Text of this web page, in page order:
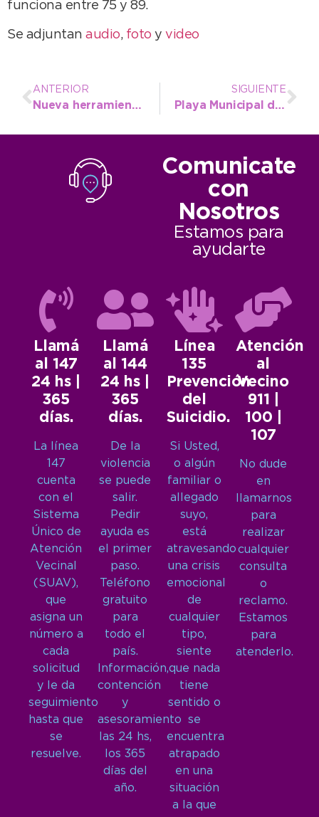
funciona entre 75 y 89.
Se adjuntan audio, foto y video
ANTERIOR
Nueva herramienta de financiación para PyMEs locales
SIGUIENTE
Playa Municipal de Camiones: se modificó el valor por Derecho de Ingreso
Comunicate
con
Nosotros
Estamos para
ayudarte
Llamá
al 147
24 hs |
365
días.
La línea
147
cuenta
con el
Sistema
Único de
Atención
Vecinal
(SUAV),
que
asigna un
número a
cada
solicitud
y le da
seguimiento
hasta que
se
resuelve.
Llamá
al 144
24 hs |
365
días.
De la
violencia
se puede
salir.
Pedir
ayuda es
el primer
paso.
Teléfono
gratuito
para
todo el
país.
Información,
contención
y
asesoramiento
las 24 hs,
los 365
días del
año.
Línea
135
Prevención
del
Suicidio.
Si Usted,
o algún
familiar o
allegado
suyo,
está
atravesando
una crisis
emocional
de
cualquier
tipo,
siente
que nada
tiene
sentido o
se
encuentra
atrapado
en una
situación
a la que
Atención
al
Vecino
911 |
100 |
107
No dude
en
llamarnos
para
realizar
cualquier
consulta
o
reclamo.
Estamos
para
atenderlo.